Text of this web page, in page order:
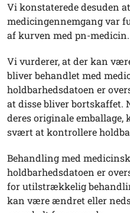
Vi konstaterede desuden
medicingennemgang var
af kurven med pn-medicin.
Vi vurderer, at der kan
bliver behandlet med
holdbarhedsdatoen er
at disse bliver bortskaffet.
deres originale emballage,
svært at kontrollere
Behandling med
holdbarhedsdatoen er
for utilstrækkelig
kan være ændret eller